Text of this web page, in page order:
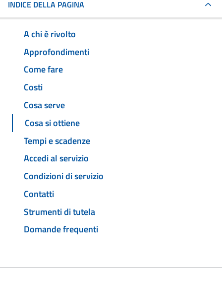
INDICE DELLA PAGINA
A chi è rivolto
Approfondimenti
Come fare
Costi
Cosa serve
Cosa si ottiene
Tempi e scadenze
Accedi al servizio
Condizioni di servizio
Contatti
Strumenti di tutela
Domande frequenti